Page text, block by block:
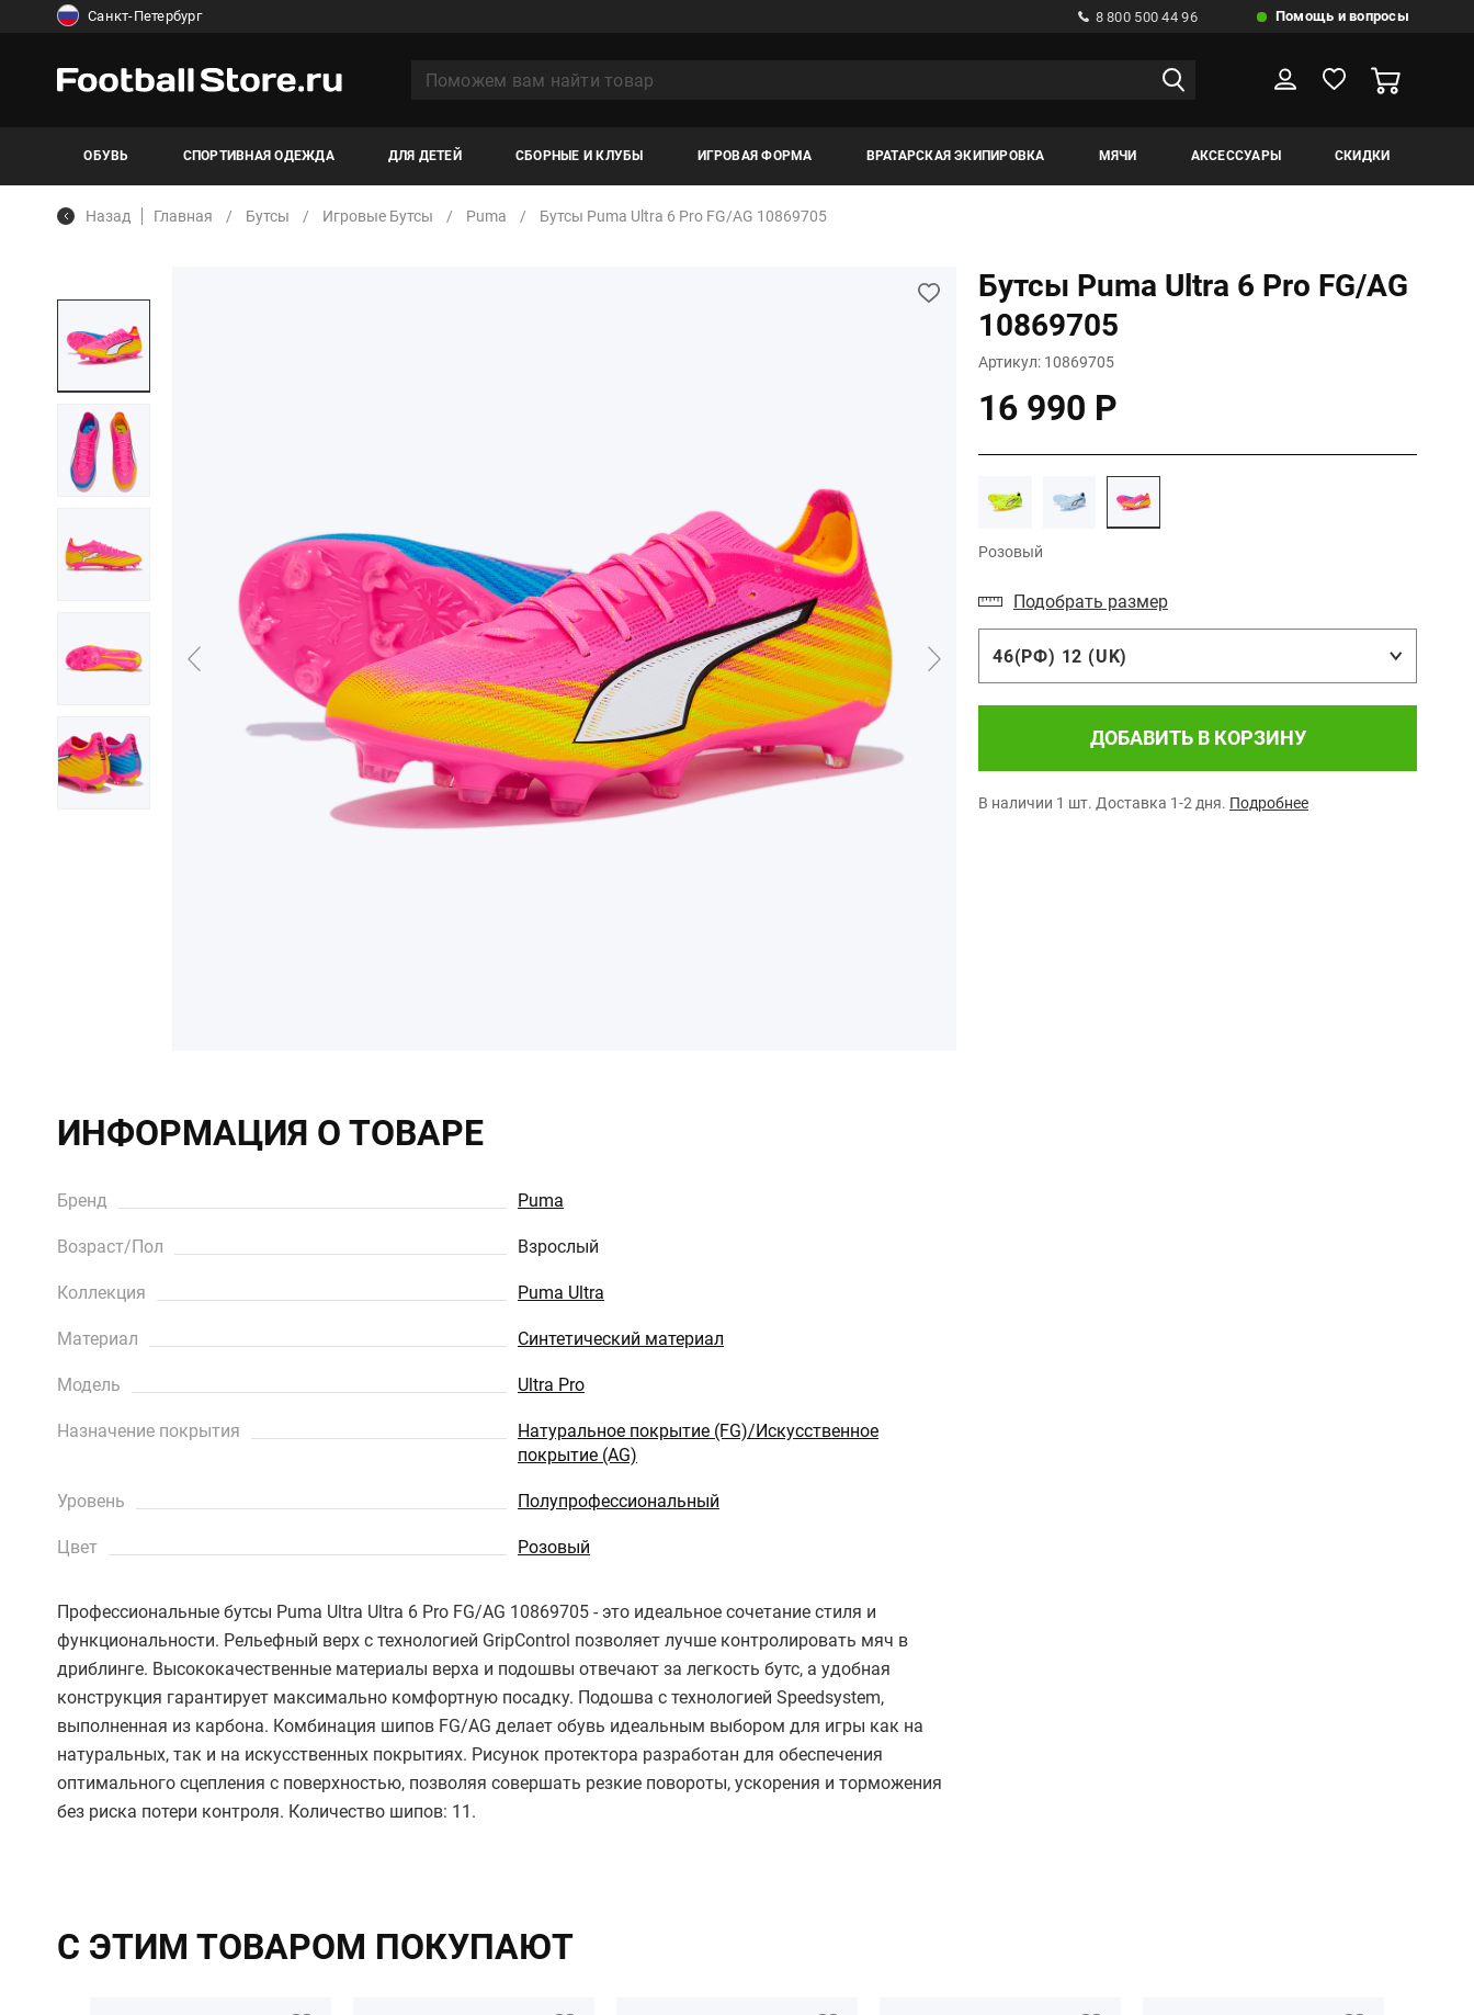
Санкт-Петербург 8 800 500 44 96 Помощь и вопросы
ОБУВЬ СПОРТИВНАЯ ОДЕЖДА ДЛЯ ДЕТЕЙ СБОРНЫЕ И КЛУБЫ ИГРОВАЯ ФОРМА ВРАТАРСКАЯ ЭКИПИРОВКА МЯЧИ АКСЕССУАРЫ СКИДКИ
Назад Главная Бутсы Игровые Бутсы Puma Бутсы Puma Ultra 6 Pro FG/AG 10869705
Бутсы Puma Ultra 6 Pro FG/AG
10869705
Артикул: 10869705
16 990 Р
Розовый
Подобрать размер
46(РФ) 12 (UK)
ДОБАВИТЬ В КОРЗИНУ
В наличии 1 шт. Доставка 1-2 дня. Подробнее
ИНФОРМАЦИЯ О ТОВАРЕ
Бренд Puma
Возраст/Пол Взрослый
Коллекция Puma Ultra
Материал Синтетический материал
Модель Ultra Pro
Назначение покрытия
Натуральное покрытие (FG)/Искусственное
покрытие (AG)
Уровень Полупрофессиональный
Цвет Розовый
Профессиональные бутсы Puma Ultra Ultra 6 Pro FG/AG 10869705 - это идеальное сочетание стиля и
функциональности. Рельефный верх с технологией GripControl позволяет лучше контролировать мяч в
дриблинге. Высококачественные материалы верха и подошвы отвечают за легкость бутс, а удобная
конструкция гарантирует максимально комфортную посадку. Подошва с технологией Speedsystem,
выполненная из карбона. Комбинация шипов FG/AG делает обувь идеальным выбором для игры как на
натуральных, так и на искусственных покрытиях. Рисунок протектора разработан для обеспечения
оптимального сцепления с поверхностью, позволяя совершать резкие повороты, ускорения и торможения
без риска потери контроля. Количество шипов: 11.
С ЭТИМ ТОВАРОМ ПОКУПАЮТ